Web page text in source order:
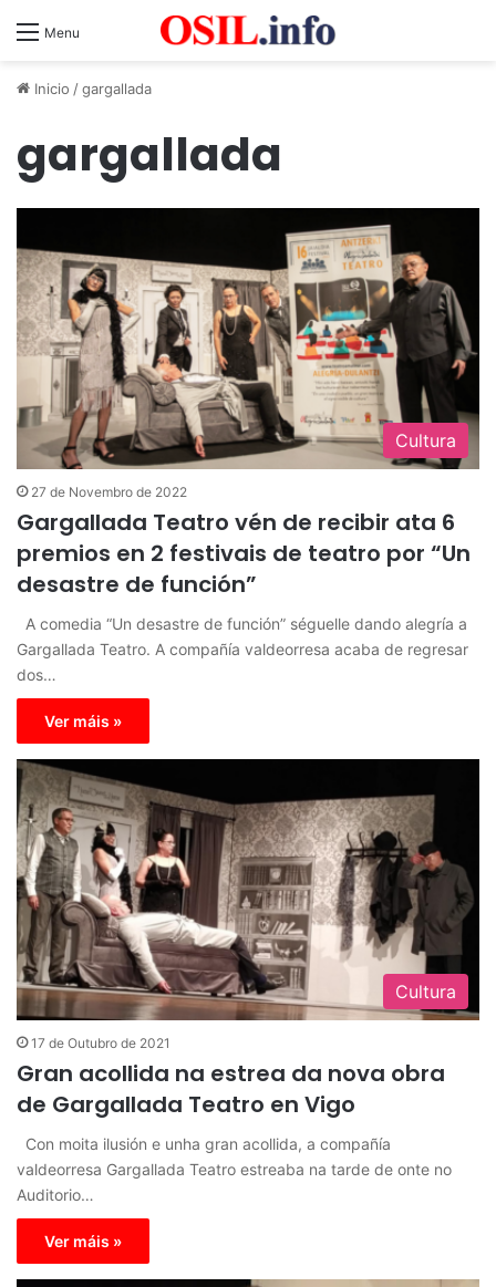
Menu
Inicio /gargallada
gargallada
Cultura
27 de Novembro de 2022
Gargallada Teatro vén de recibir ata 6
premios en 2 festivais de teatro por “Un
desastre de función”
A comedia “Un desastre de función” séguelle dando alegría a
Gargallada Teatro. A compañía valdeorresa acaba de regresar
dos…
Ver máis »
Cultura
17 de Outubro de 2021
Gran acollida na estrea da nova obra
de Gargallada Teatro en Vigo
Con moita ilusión e unha gran acollida, a compañía
valdeorresa Gargallada Teatro estreaba na tarde de onte no
Auditorio…
Ver máis »